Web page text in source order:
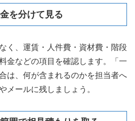
を分けて見る
く、運賃・人件費・資材費・階段
金などの項目を確認します。「一
は、何が含まれるのかを担当者へ
メールに残しましょう。